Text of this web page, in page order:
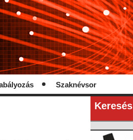
Szaknévsor
Keresés